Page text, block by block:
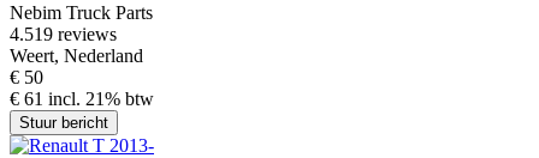
Nebim Truck Parts
4.519 reviews
Weert, Nederland
€ 50
€ 61 incl. 21% btw
Stuur bericht